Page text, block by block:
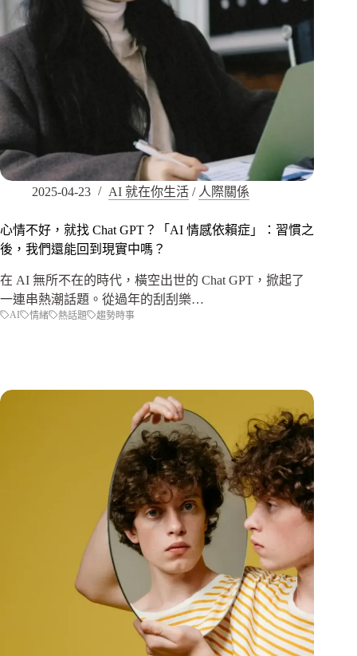
2025-04-23 AI 就在你生活 / 人際關係
心情不好，就找 Chat GPT？「AI 情感依賴症」：習慣之
後，我們還能回到現實中嗎？
在 AI 無所不在的時代，橫空出世的 Chat GPT，掀起了
一連串熱潮話題。從過年的刮刮樂…
AI 情緒 熱話題 趨勢時事